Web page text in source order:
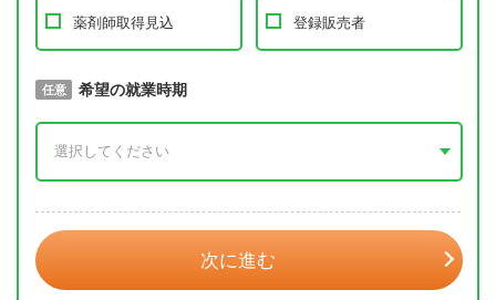
薬剤師取得見込 登録販売者
必須 取得予定年
任意 希望の就業時期
次に進む